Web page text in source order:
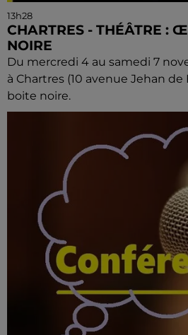
13h28
CHARTRES - THÉÂTRE :
NOIRE
Du mercredi 4 au samedi 7
à Chartres (10 avenue Jehan
boite noire.